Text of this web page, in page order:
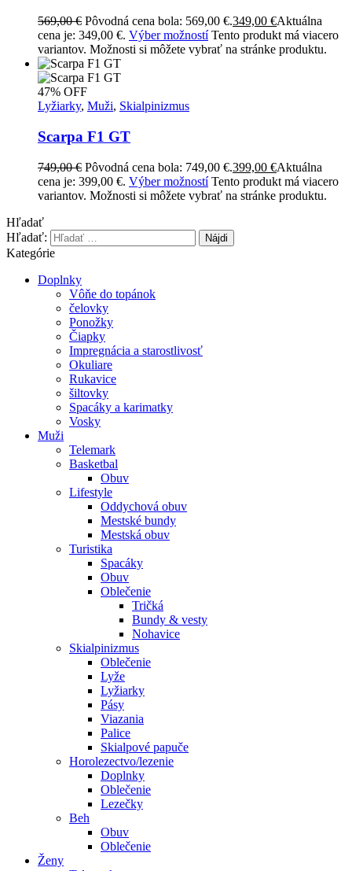
569,00€ Pôvodná cena bola: 569,00 €.349,00 €Aktuálna
cena je: 349,00 €. Výber možností Tento produkt má viacero
variantov. Možnosti si môžete vybrať na stránke produktu.
47% OFF
Lyžiarky, Muži, Skialpinizmus
Scarpa F1 GT
749,00€ Pôvodná cena bola: 749,00 €.399,00 €Aktuálna
cena je: 399,00 €. Výber možností Tento produkt má viacero
variantov. Možnosti si môžete vybrať na stránke produktu.
Hľadať
Hľadať:
Kategórie
Doplnky
Vôňe do topánok
čelovky
Ponožky
Čiapky
Impregnácia a starostlivosť
Okuliare
Rukavice
šiltovky
Spacáky a karimatky
Vosky
Muži
Telemark
Basketbal
Obuv
Lifestyle
Oddychová obuv
Mestské bundy
Mestská obuv
Turistika
Spacáky
Obuv
Oblečenie
Tričká
Bundy & vesty
Nohavice
Skialpinizmus
Oblečenie
Lyže
Lyžiarky
Pásy
Viazania
Palice
Skialpové papuče
Horolezectvo/lezenie
Doplnky
Oblečenie
Lezečky
Beh
Obuv
Oblečenie
Ženy